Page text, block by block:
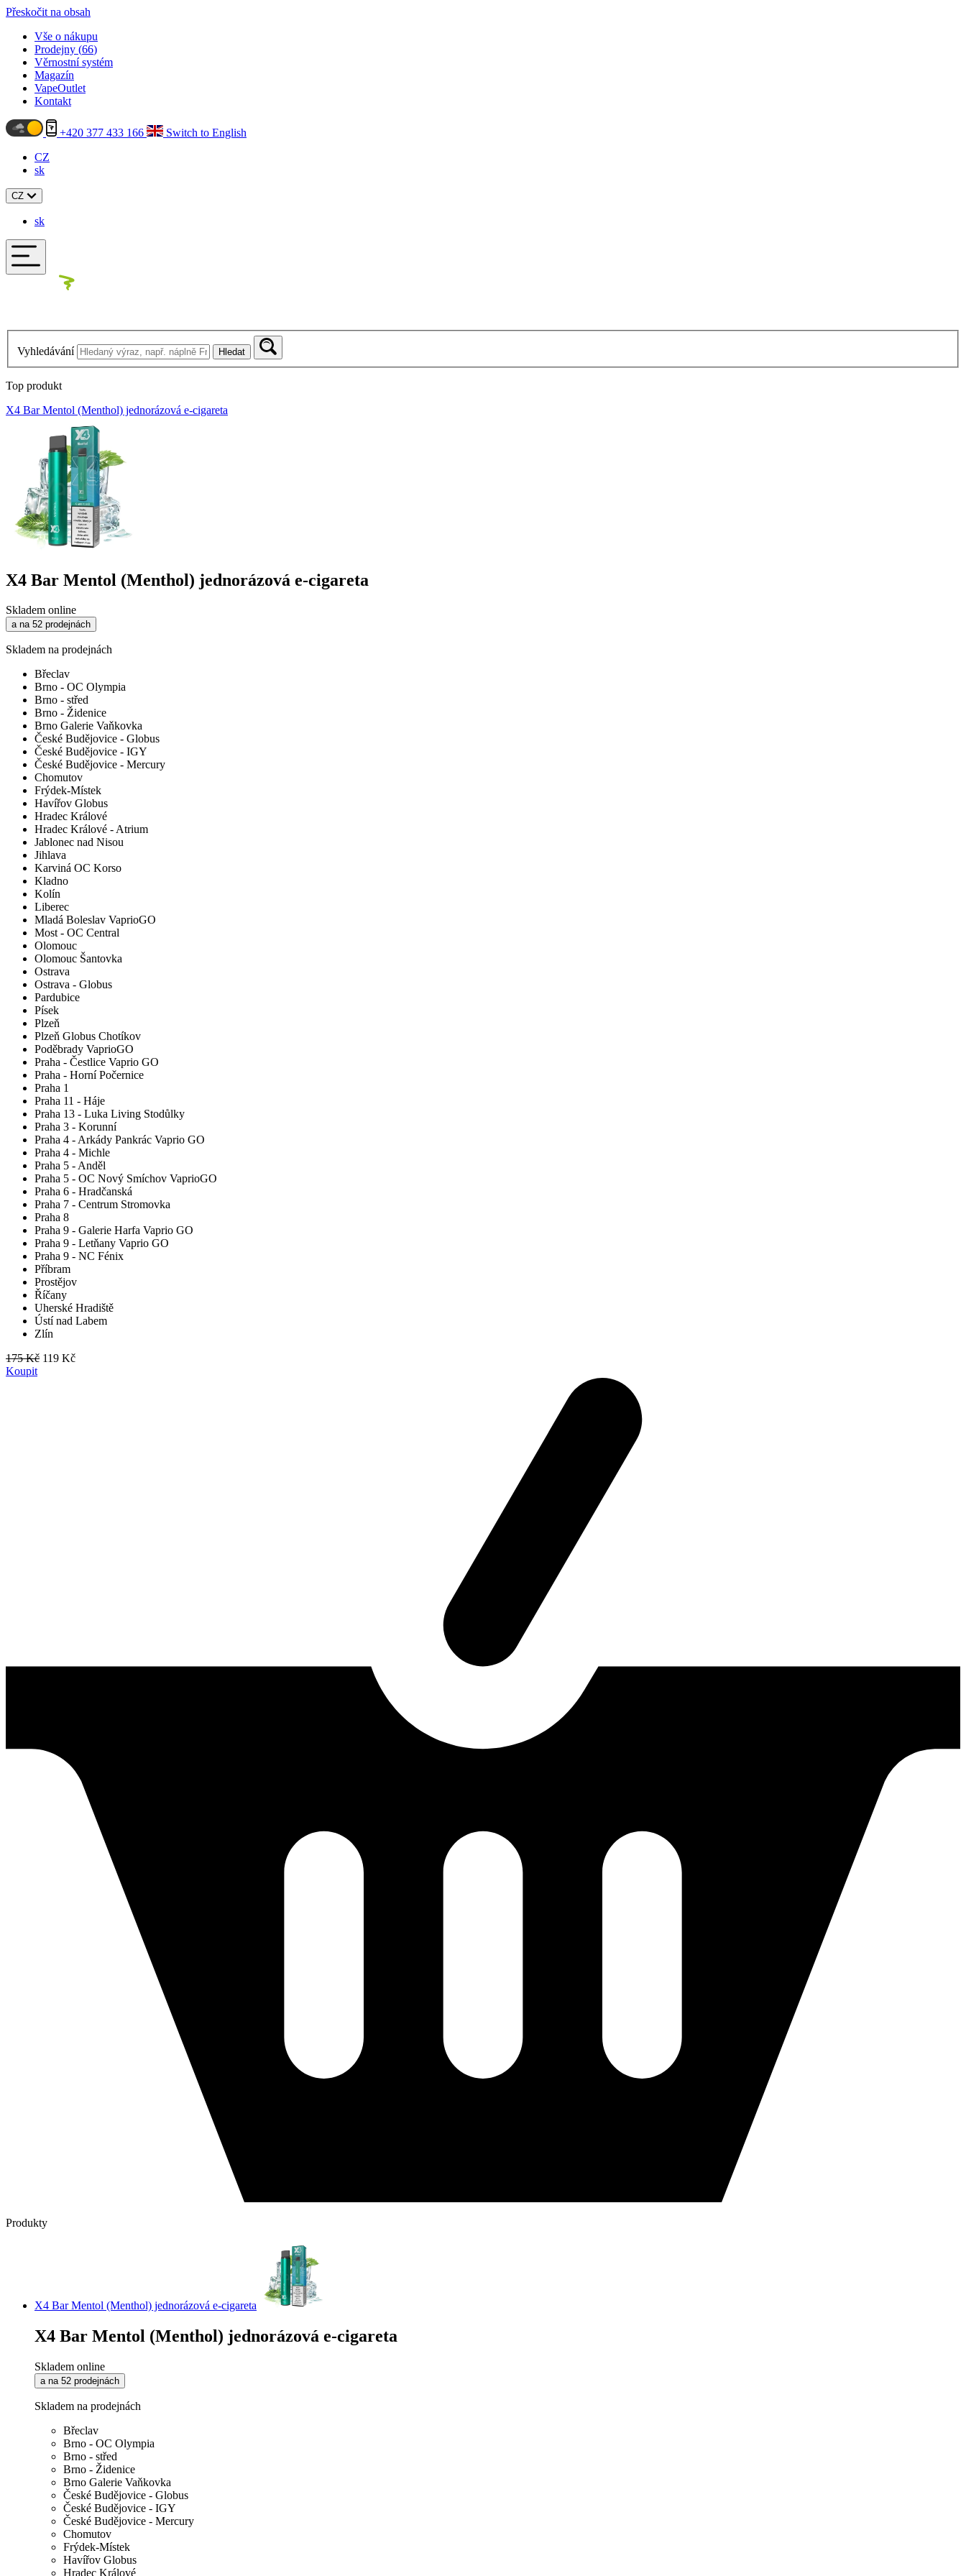
Přeskočit na obsah
Vše o nákupu
Prodejny (66)
Věrnostní systém
Magazín
VapeOutlet
Kontakt
+420 377 433 166
Switch to English
CZ
sk
CZ
sk
Vyhledávání Hledat
Top produkt
X4 Bar Mentol (Menthol) jednorázová e-cigareta
X4 Bar Mentol (Menthol) jednorázová e-cigareta
Skladem online
a na 52 prodejnách
Skladem na prodejnách
Břeclav
Brno - OC Olympia
Brno - střed
Brno - Židenice
Brno Galerie Vaňkovka
České Budějovice - Globus
České Budějovice - IGY
České Budějovice - Mercury
Chomutov
Frýdek-Místek
Havířov Globus
Hradec Králové
Hradec Králové - Atrium
Jablonec nad Nisou
Jihlava
Karviná OC Korso
Kladno
Kolín
Liberec
Mladá Boleslav VaprioGO
Most - OC Central
Olomouc
Olomouc Šantovka
Ostrava
Ostrava - Globus
Pardubice
Písek
Plzeň
Plzeň Globus Chotíkov
Poděbrady VaprioGO
Praha - Čestlice Vaprio GO
Praha - Horní Počernice
Praha 1
Praha 11 - Háje
Praha 13 - Luka Living Stodůlky
Praha 3 - Korunní
Praha 4 - Arkády Pankrác Vaprio GO
Praha 4 - Michle
Praha 5 - Anděl
Praha 5 - OC Nový Smíchov VaprioGO
Praha 6 - Hradčanská
Praha 7 - Centrum Stromovka
Praha 8
Praha 9 - Galerie Harfa Vaprio GO
Praha 9 - Letňany Vaprio GO
Praha 9 - NC Fénix
Příbram
Prostějov
Říčany
Uherské Hradiště
Ústí nad Labem
Zlín
175 Kč 119 Kč
Koupit
Produkty
X4 Bar Mentol (Menthol) jednorázová e-cigareta
X4 Bar Mentol (Menthol) jednorázová e-cigareta
Skladem online
a na 52 prodejnách
Skladem na prodejnách
Břeclav
Brno - OC Olympia
Brno - střed
Brno - Židenice
Brno Galerie Vaňkovka
České Budějovice - Globus
České Budějovice - IGY
České Budějovice - Mercury
Chomutov
Frýdek-Místek
Havířov Globus
Hradec Králové